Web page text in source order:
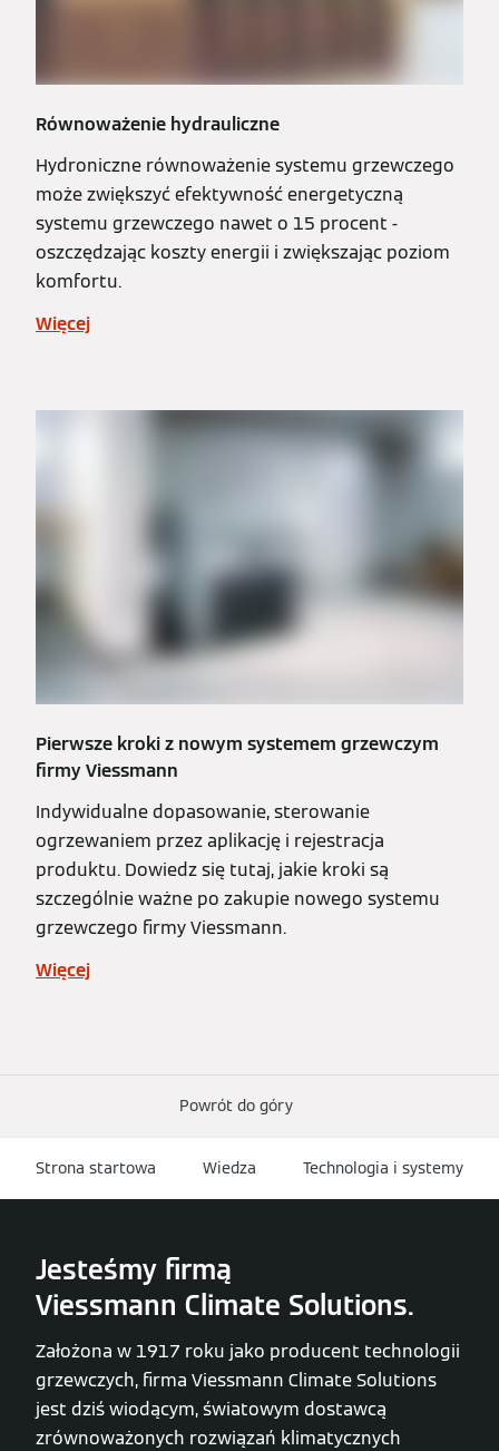
Równoważenie hydrauliczne
Hydroniczne równoważenie systemu grzewczego
może zwiększyć efektywność energetyczną
systemu grzewczego nawet o 15 procent -
oszczędzając koszty energii i zwiększając poziom
komfortu.
Więcej
Pierwsze kroki z nowym systemem grzewczym
firmy Viessmann
Indywidualne dopasowanie, sterowanie
ogrzewaniem przez aplikację i rejestracja
produktu. Dowiedz się tutaj, jakie kroki są
szczególnie ważne po zakupie nowego systemu
grzewczego firmy Viessmann.
Więcej
Powrót do góry
Strona startowa Wiedza Technologia i systemy
Jesteśmy firmą
Viessmann Climate Solutions.
Założona w 1917 roku jako producent technologii
grzewczych, firma Viessmann Climate Solutions
jest dziś wiodącym, światowym dostawcą
zrównoważonych rozwiązań klimatycznych